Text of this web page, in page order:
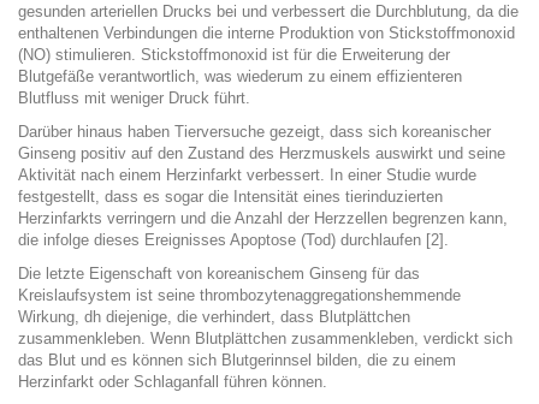
gesunden arteriellen Drucks bei und verbessert die Durchblutung, da die
enthaltenen Verbindungen die interne Produktion von Stickstoffmonoxid
(NO) stimulieren. Stickstoffmonoxid ist für die Erweiterung der
Blutgefäße verantwortlich, was wiederum zu einem effizienteren
Blutfluss mit weniger Druck führt.
Darüber hinaus haben Tierversuche gezeigt, dass sich koreanischer
Ginseng positiv auf den Zustand des Herzmuskels auswirkt und seine
Aktivität nach einem Herzinfarkt verbessert. In einer Studie wurde
festgestellt, dass es sogar die Intensität eines tierinduzierten
Herzinfarkts verringern und die Anzahl der Herzzellen begrenzen kann,
die infolge dieses Ereignisses Apoptose (Tod) durchlaufen [2].
Die letzte Eigenschaft von koreanischem Ginseng für das
Kreislaufsystem ist seine thrombozytenaggregationshemmende
Wirkung, dh diejenige, die verhindert, dass Blutplättchen
zusammenkleben. Wenn Blutplättchen zusammenkleben, verdickt sich
das Blut und es können sich Blutgerinnsel bilden, die zu einem
Herzinfarkt oder Schlaganfall führen können.